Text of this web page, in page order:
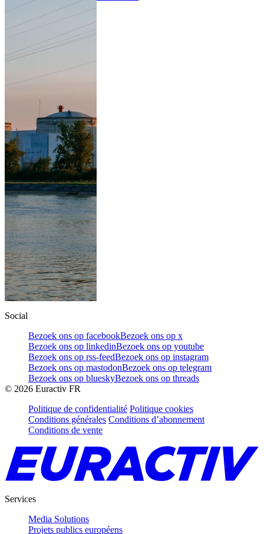
Social
Bezoek ons op facebookBezoek ons op x
Bezoek ons op linkedinBezoek ons op youtube
Bezoek ons op rss-feedBezoek ons op instagram
Bezoek ons op mastodonBezoek ons op telegram
Bezoek ons op blueskyBezoek ons op threads
© 2026 Euractiv FR
Politique de confidentialité Politique cookies
Conditions générales Conditions d’abonnement
Conditions de vente
Services
Media Solutions
Projets publics européens